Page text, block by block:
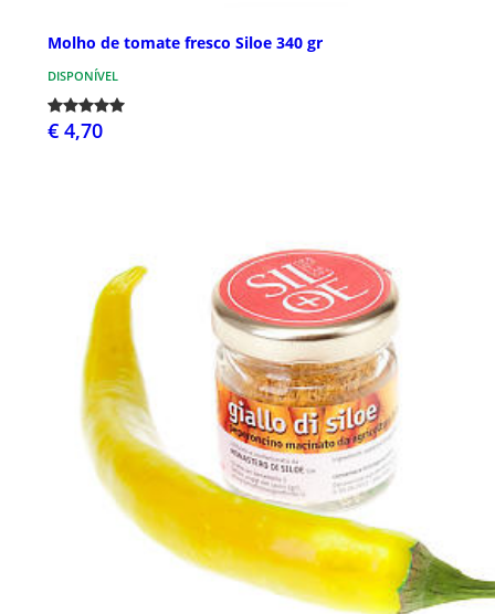
Molho de tomate fresco Siloe 340 gr
DISPONÍVEL
€ 4,70